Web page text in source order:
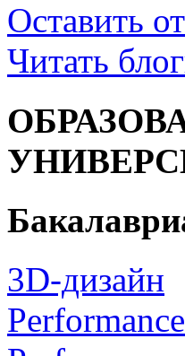
Оставить
Читать
3D-дизайн